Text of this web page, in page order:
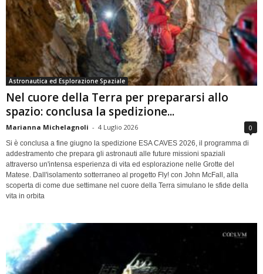
Astronautica ed Esplorazione Spaziale
Nel cuore della Terra per prepararsi allo
spazio: conclusa la spedizione...
Marianna Michelagnoli - 4 Luglio 2026 0
Si è conclusa a fine giugno la spedizione ESA CAVES 2026, il programma di
addestramento che prepara gli astronauti alle future missioni spaziali
attraverso un'intensa esperienza di vita ed esplorazione nelle Grotte del
Matese. Dall'isolamento sotterraneo al progetto Fly! con John McFall, alla
scoperta di come due settimane nel cuore della Terra simulano le sfide della
vita in orbita